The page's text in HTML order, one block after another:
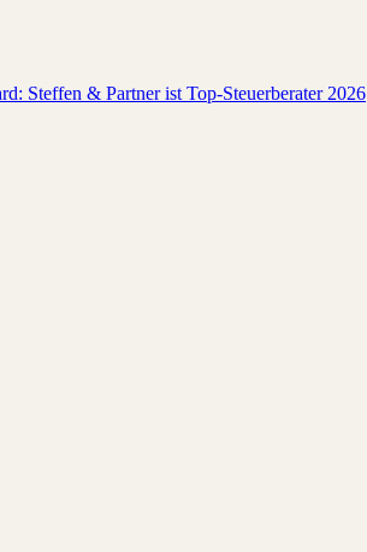
Steffen & Partner ist Top-Steuerberater 2026